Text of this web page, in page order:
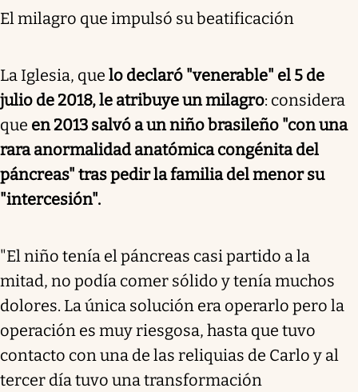
El milagro que impulsó su beatificación
La Iglesia, que lo declaró "venerable" el 5 de
julio de 2018, le atribuye un milagro: considera
que en 2013 salvó a un niño brasileño "con una
rara anormalidad anatómica congénita del
páncreas" tras pedir la familia del menor su
"intercesión".
"El niño tenía el páncreas casi partido a la
mitad, no podía comer sólido y tenía muchos
dolores. La única solución era operarlo pero la
operación es muy riesgosa, hasta que tuvo
contacto con una de las reliquias de Carlo y al
tercer día tuvo una transformación